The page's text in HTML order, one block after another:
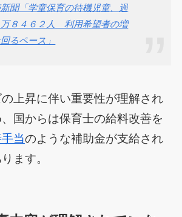
聞「学童保育の待機児童、過
万８４６２人 利用希望者の増
るペース」
上昇に伴い重要性が理解され
国からは保育士の給料改善を
当のような補助金が支給され
ます。